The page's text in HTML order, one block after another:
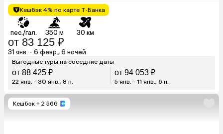
Кешбэк 4% по карте Т-Банка
пес./гал. 350 м 30 км
от 83 125 ₽
31 янв. - 6 февр., 6 ночей
Выгодные туры на соседние даты
от 88 425 ₽
22 янв. - 30 янв., 8 н.
от 94 053 ₽
5 янв. - 11 янв., 6 н.
Кешбэк + 2 566